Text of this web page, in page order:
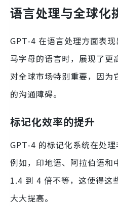
语言处理与全球化
GPT-4 在语言处理方面表
马字母的语言时，展现了更
对全球市场特别重要，因为
的沟通障碍。
标记化效率的提升
GPT-4 的标记化系统在处理
例如，印地语、阿拉伯语和
1.4 到 4 倍不等，这使得这
大大提高。